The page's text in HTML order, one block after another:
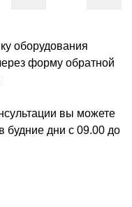
оборудования
форму обратной
вы можете
в будние дни с 09.00 до